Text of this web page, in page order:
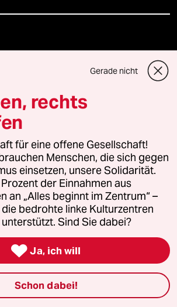
Gerade nicht
rechts
für eine offene Gesellschaft!
Menschen, die sich gegen
einsetzen, unsere Solidarität.
der Einnahmen aus
an „Alles beginnt im Zentrum“ –
bedrohte linke Kulturzentren
Sind Sie dabei?
 Ja, ich will
Schon dabei!